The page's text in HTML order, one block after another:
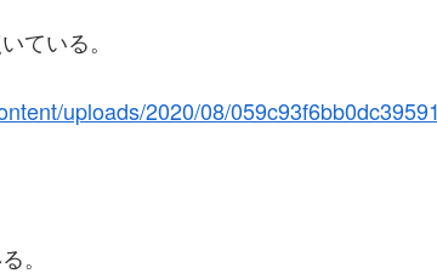
ている。
uploads/2020/08/
。